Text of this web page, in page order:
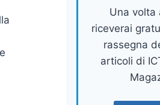
Una volta
riceverai
rassegna
articoli di